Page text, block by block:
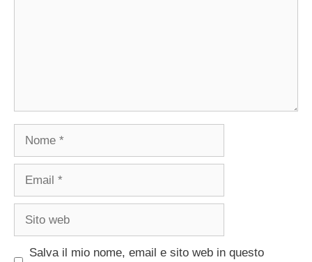
Salva il mio nome, email e sito web in questo